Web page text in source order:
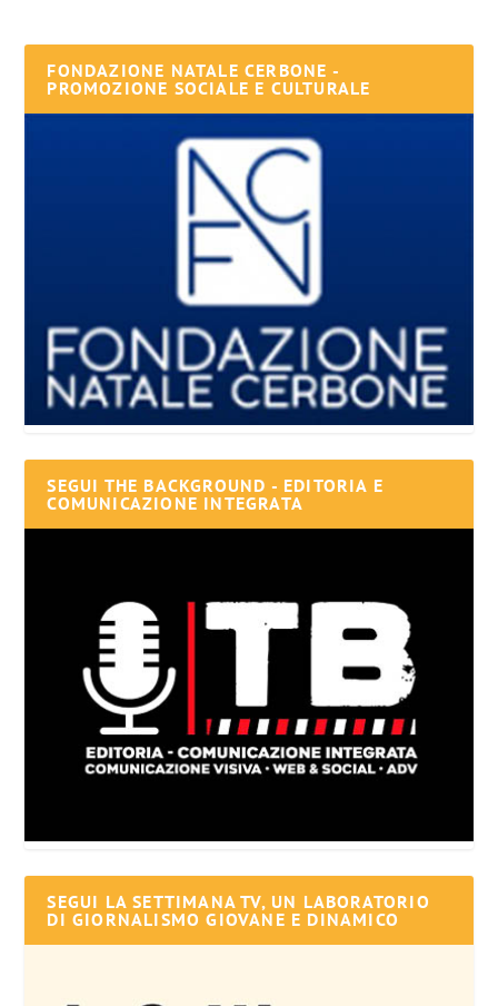
FONDAZIONE NATALE CERBONE -
PROMOZIONE SOCIALE E CULTURALE
SEGUI THE BACKGROUND - EDITORIA E
COMUNICAZIONE INTEGRATA
SEGUI LA SETTIMANA TV, UN LABORATORIO
DI GIORNALISMO GIOVANE E DINAMICO